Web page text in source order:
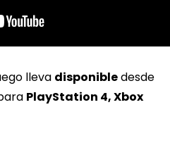
lleva disponibledesde
PlayStation 4, Xbox